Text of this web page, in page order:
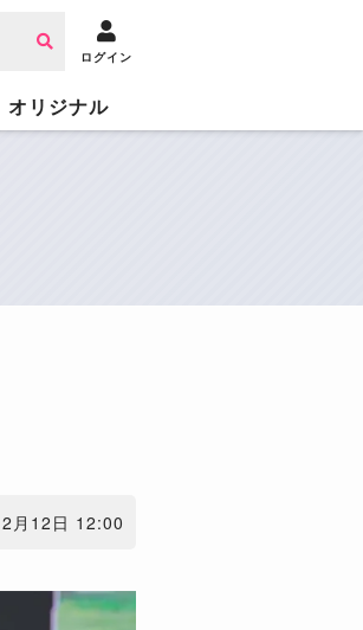
ログイン
オリジナル
月12日 12:00